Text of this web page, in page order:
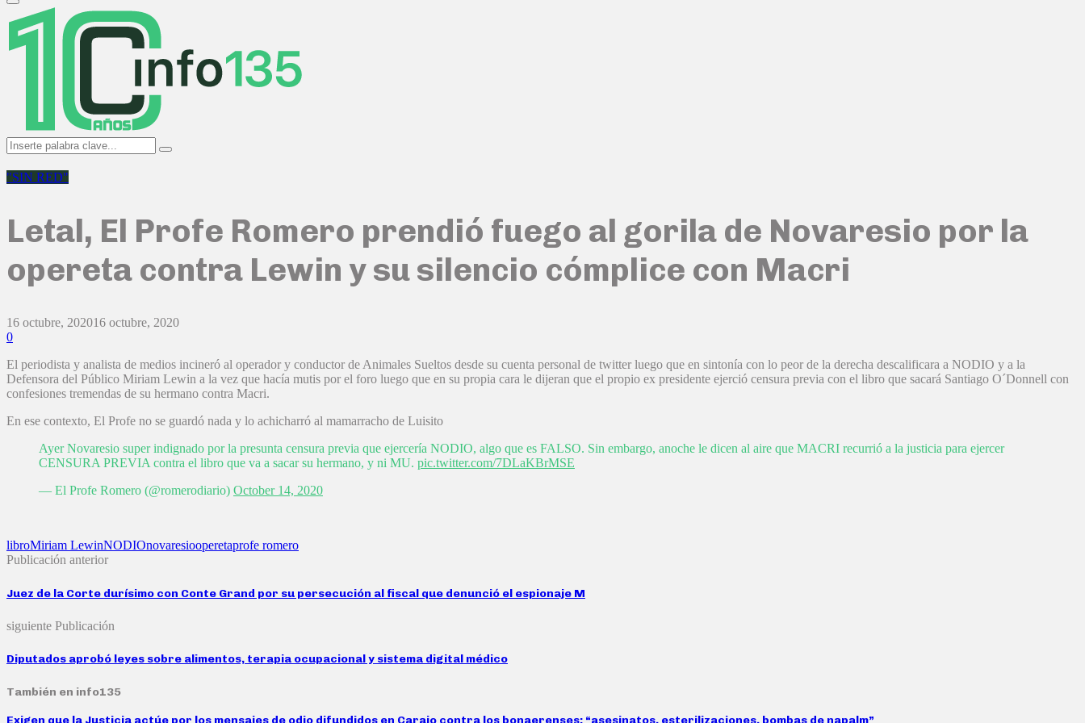
Primary
Menu
Search
for:
Search
"SIN RED"
Letal, El Profe Romero prendió fuego al gorila de Novaresio por la
opereta contra Lewin y su silencio cómplice con Macri
16 octubre, 202016 octubre, 2020
0
El periodista y analista de medios incineró al operador y conductor de Animales Sueltos desde su cuenta personal de twitter luego que en sintonía con lo peor de la derecha descalificara a NODIO y a la
Defensora del Público Miriam Lewin a la vez que hacía mutis por el foro luego que en su propia cara le dijeran que el propio ex presidente ejerció censura previa con el libro que sacará Santiago O´Donnell con
confesiones tremendas de su hermano contra Macri.
En ese contexto, El Profe no se guardó nada y lo achicharró al mamarracho de Luisito
Ayer Novaresio super indignado por la presunta censura previa que ejercería NODIO, algo que es FALSO. Sin embargo, anoche le dicen al aire que MACRI recurrió a la justicia para ejercer
CENSURA PREVIA contra el libro que va a sacar su hermano, y ni MU. pic.twitter.com/7DLaKBrMSE
— El Profe Romero (@romerodiario) October 14, 2020
libroMiriam LewinNODIOnovaresiooperetaprofe romero
Publicación anterior
Juez de la Corte durísimo con Conte Grand por su persecución al fiscal que denunció el espionaje M
siguiente Publicación
Diputados aprobó leyes sobre alimentos, terapia ocupacional y sistema digital médico
También en info135